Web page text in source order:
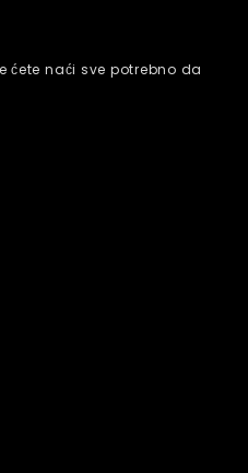
ćete naći sve potrebno da